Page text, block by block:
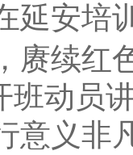
延安培
赓续红
班动员
意义非